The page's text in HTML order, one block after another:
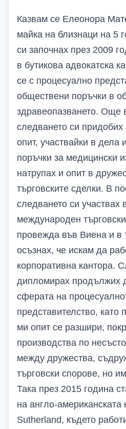
Казвам се Елеонора
майка на близнаци на 5
си започнах през 2009
в бутикова адвокатска
се с процесуално
обществени поръчки в
здравеопазването. Още
следването си придобих
опит, участвайки в дела
поръчки за медицински
натрупах и опит в
търговските сделки. В
следването си участвах
международен
провежда във Виена и в
осъзнах, че искам да
корпоративна кантора.
дипломирах продължих
сферата на
представителство, като
ми опит се разшири,
производства по
между дружества,
търговски спорове, но
Така през 2015 година
на англо-американската
Sutherland, където